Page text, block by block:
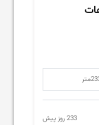
متر
233 روز پیش